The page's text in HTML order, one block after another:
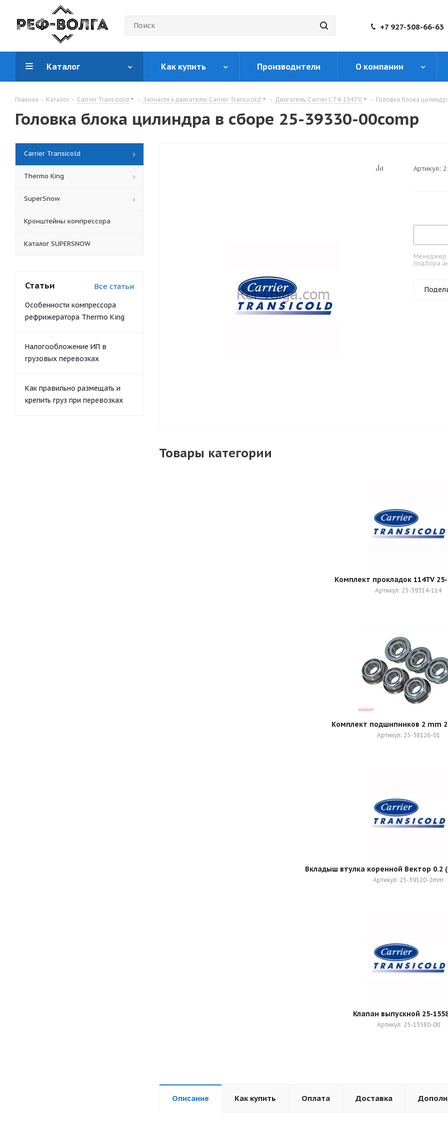
+7 927-508-66-63
Каталог Как купить Производители О компании
Главная - Каталог - Carrier Transicold - Запчасти к двигателю Carrier Transicold - Двигатель Carrier CT4-134TV - Головка блока
Головка блока цилиндра в сборе 25-39330-00comp
Артикул:
Менеджер
подбора
Товары категории
Комплект прокладок 114TV
Артикул: 25-39314-114
Комплект
Артикул: 25-38126-01
Артикул: 25-39120-2mm
Клапан выпускной 25-
Артикул: 25-15580-00
Описание Как купить Оплата Доставка
Carrier Transicold
Thermo King
SuperSnow
Кронштейны компрессора
Каталог SUPERSNOW
Статьи Все статьи
Особенности компрессора
рефрижератора Thermo King
Налогообложение ИП в
грузовых перевозках
Как правильно размещать и
крепить груз при перевозках